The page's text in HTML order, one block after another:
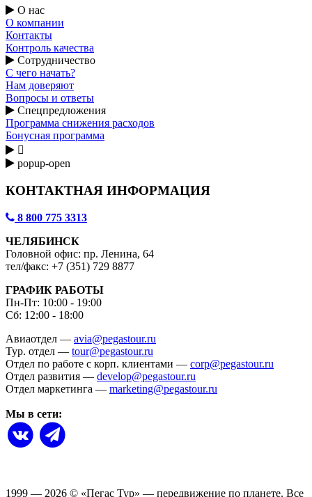
О нас
О компании
Контакты
Контроль качества
Сотрудничество
С чего начать?
Нам доверяют
Вопросы и ответы
Спецпредложения
Программа снижения расходов
Бонусная программа

popup-open
КОНТАКТНАЯ ИНФОРМАЦИЯ
8 800 775 3313
ЧЕЛЯБИНСК
Головной офис: пр. Ленина, 64
тел/факс: +7 (351) 729 8877
ГРАФИК РАБОТЫ
Пн-Пт: 10:00 - 19:00
Сб: 12:00 - 18:00
Авиаотдел — avia@pegastour.ru
Тур. отдел — tour@pegastour.ru
Отдел по работе с корп. клиентами — corp@pegastour.ru
Отдел развития — develop@pegastour.ru
Отдел маркетинга — marketing@pegastour.ru
Мы в сети:
1999 — 2026 © «Пегас Тур» — передвижение по планете. Все